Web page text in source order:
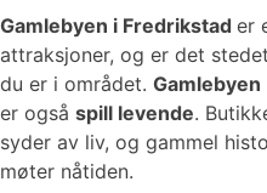
Gamlebyen i Fredrikstad er
attraksjoner, og er det
du er i området. Gamlebyen
er også spill levende.
syder av liv, og gammel
møter nåtiden.